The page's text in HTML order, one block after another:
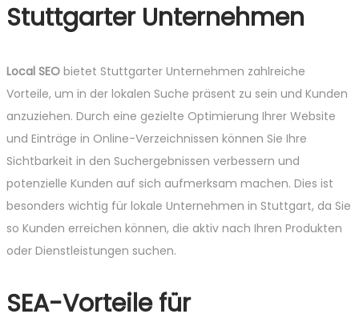
Stuttgarter Unternehmen
Local SEO bietet Stuttgarter Unternehmen zahlreiche
Vorteile, um in der lokalen Suche präsent zu sein und Kunden
anzuziehen. Durch eine gezielte Optimierung Ihrer Website
und Einträge in Online-Verzeichnissen können Sie Ihre
Sichtbarkeit in den Suchergebnissen verbessern und
potenzielle Kunden auf sich aufmerksam machen. Dies ist
besonders wichtig für lokale Unternehmen in Stuttgart, da Sie
so Kunden erreichen können, die aktiv nach Ihren Produkten
oder Dienstleistungen suchen.
SEA-Vorteile für